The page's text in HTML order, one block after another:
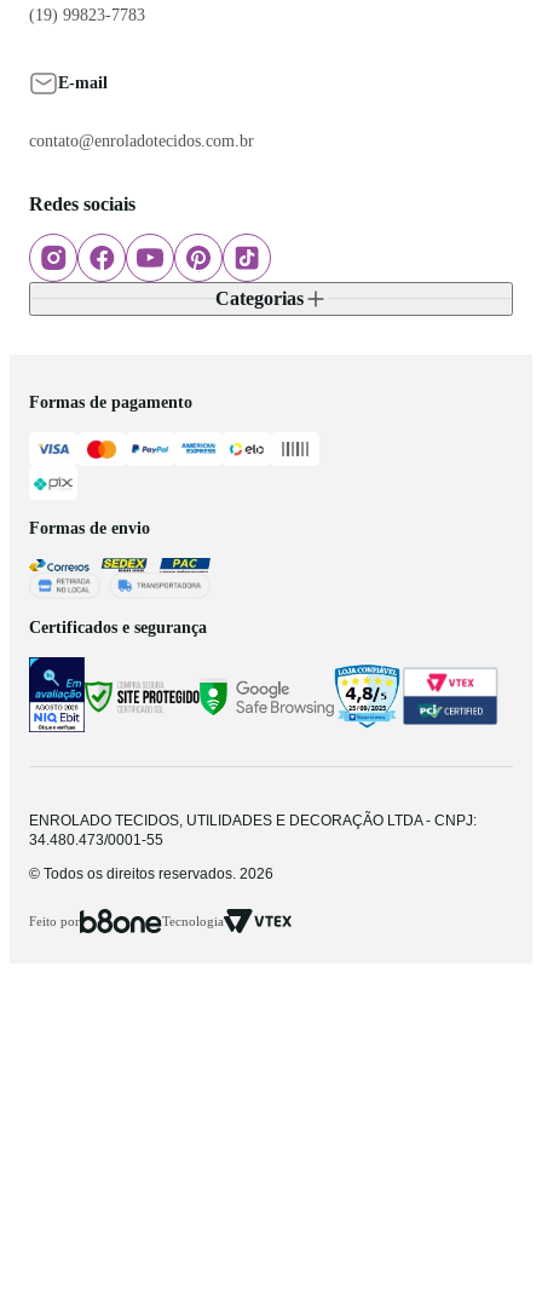
(19) 99823-7783
E-mail
contato@enroladotecidos.com.br
Redes sociais
Categorias
Formas de pagamento
Formas de envio
Certificados e segurança
ENROLADO TECIDOS, UTILIDADES E DECORAÇÃO LTDA - CNPJ:
34.480.473/0001-55
© Todos os direitos reservados. 2026
Feito por Tecnologia